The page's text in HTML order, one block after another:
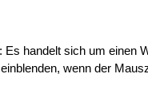
handelt sich um einen
wenn der